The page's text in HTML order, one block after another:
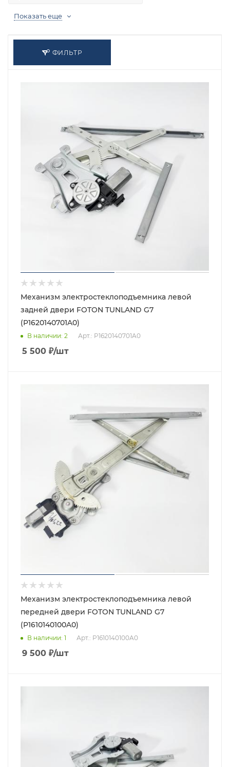
Показать еще
ФИЛЬТР
Механизм электростеклоподъемника левой
задней двери FOTON TUNLAND G7
(P1620140701A0)
В наличии: 2 Арт.: P1620140701A0
5 500 ₽/шт
Механизм электростеклоподъемника левой
передней двери FOTON TUNLAND G7
(P1610140100A0)
В наличии: 1 Арт.: P1610140100A0
9 500 ₽/шт